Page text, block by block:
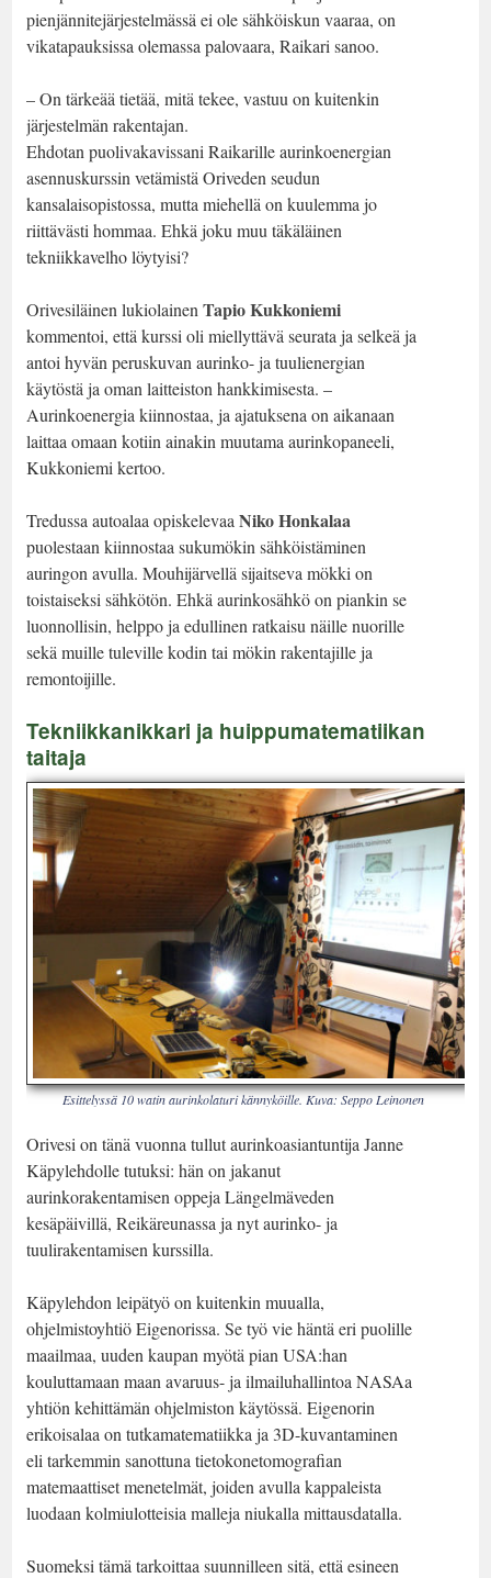
pienjännitejärjestelmässä ei ole sähköiskun vaaraa, on
vikatapauksissa olemassa palovaara, Raikari sanoo.
– On tärkeää tietää, mitä tekee, vastuu on kuitenkin
järjestelmän rakentajan.
Ehdotan puolivakavissani Raikarille aurinkoenergian
asennuskurssin vetämistä Oriveden seudun
kansalaisopistossa, mutta miehellä on kuulemma jo
riittävästi hommaa. Ehkä joku muu täkäläinen
tekniikkavelho löytyisi?
Orivesiläinen lukiolainen Tapio Kukkoniemi
kommentoi, että kurssi oli miellyttävä seurata ja selkeä ja
antoi hyvän peruskuvan aurinko- ja tuulienergian
käytöstä ja oman laitteiston hankkimisesta. –
Aurinkoenergia kiinnostaa, ja ajatuksena on aikanaan
laittaa omaan kotiin ainakin muutama aurinkopaneeli,
Kukkoniemi kertoo.
Tredussa autoalaa opiskelevaa Niko Honkalaa
puolestaan kiinnostaa sukumökin sähköistäminen
auringon avulla. Mouhijärvellä sijaitseva mökki on
toistaiseksi sähkötön. Ehkä aurinkosähkö on piankin se
luonnollisin, helppo ja edullinen ratkaisu näille nuorille
sekä muille tuleville kodin tai mökin rakentajille ja
remontoijille.
Tekniikkanikkari ja huippumatematiikan
taitaja
Esittelyssä 10 watin aurinkolaturi kännyköille. Kuva: Seppo Leinonen
Orivesi on tänä vuonna tullut aurinkoasiantuntija Janne
Käpylehdolle tutuksi: hän on jakanut
aurinkorakentamisen oppeja Längelmäveden
kesäpäivillä, Reikäreunassa ja nyt aurinko- ja
tuulirakentamisen kurssilla.
Käpylehdon leipätyö on kuitenkin muualla,
ohjelmistoyhtiö Eigenorissa. Se työ vie häntä eri puolille
maailmaa, uuden kaupan myötä pian USA:han
kouluttamaan maan avaruus- ja ilmailuhallintoa NASAa
yhtiön kehittämän ohjelmiston käytössä. Eigenorin
erikoisalaa on tutkamatematiikka ja 3D-kuvantaminen
eli tarkemmin sanottuna tietokonetomografian
matemaattiset menetelmät, joiden avulla kappaleista
luodaan kolmiulotteisia malleja niukalla mittausdatalla.
Suomeksi tämä tarkoittaa suunnilleen sitä, että esineen